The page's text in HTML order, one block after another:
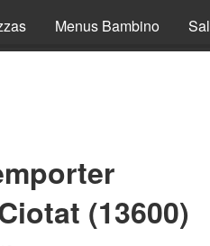
Menus Bambino
(13600)